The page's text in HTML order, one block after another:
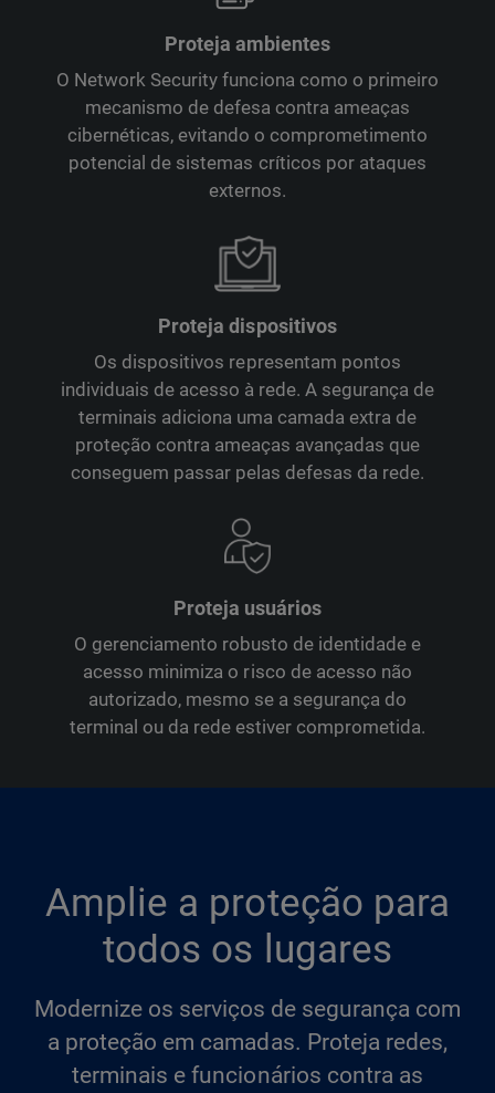
Proteja ambientes
O Network Security funciona como o primeiro
mecanismo de defesa contra ameaças
cibernéticas, evitando o comprometimento
potencial de sistemas críticos por ataques
externos.
Proteja dispositivos
Os dispositivos representam pontos
individuais de acesso à rede. A segurança de
terminais adiciona uma camada extra de
proteção contra ameaças avançadas que
conseguem passar pelas defesas da rede.
Proteja usuários
O gerenciamento robusto de identidade e
acesso minimiza o risco de acesso não
autorizado, mesmo se a segurança do
terminal ou da rede estiver comprometida.
Amplie a proteção para
todos os lugares
Modernize os serviços de segurança com
a proteção em camadas. Proteja redes,
terminais e funcionários contra as